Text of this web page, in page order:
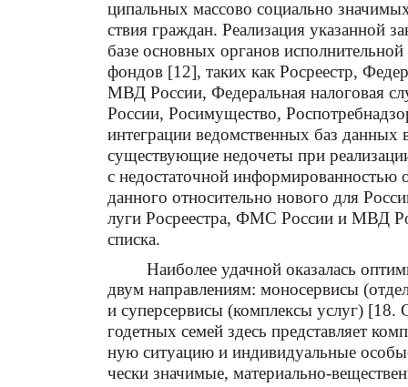
ципальных массово социально
ствия граждан. Реализация указанной
базе основных органов
фондов [12], таких как Росреестр,
МВД России, Федеральная
России, Росимущество,
интеграции ведомственных баз
существующие недочеты при
с недостаточной информированностью
данного относительно нового для
луги Росреестра, ФМС России и МВД
списка.
Наиболее удачной оказалась
двум направлениям: моносервисы
и суперсервисы (комплексы услуг)
годетных семей здесь представляет
ную ситуацию и индивидуальные
чески значимые, материально-